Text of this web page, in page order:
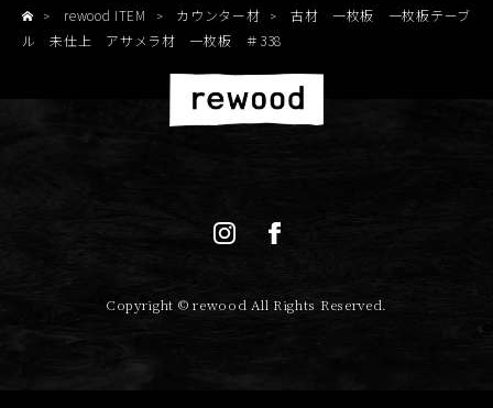
> rewood ITEM > カウンター材 >
古材 一枚板 一枚板テーブ
ル 未仕上 アサメラ材 一枚板 ＃338
Copyright © rewood All Rights Reserved.